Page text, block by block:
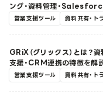
ング・資料管理・
営業支援ツール 資料共有・ト
GRiX（グリックス）とは？
支援・CRM連携の特徴を解
営業支援ツール 資料共有・ト